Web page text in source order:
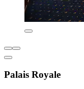
Palais Royale